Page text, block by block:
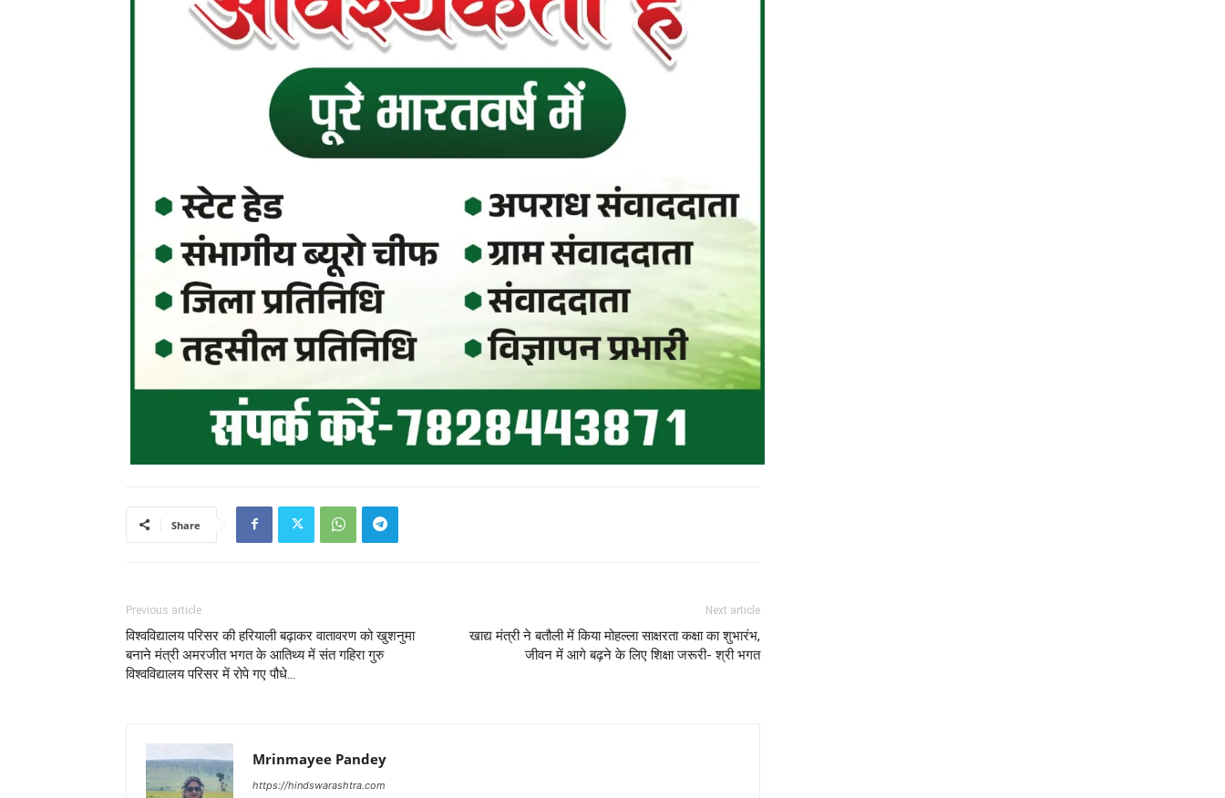
Share
Previous article
विश्वविद्यालय परिसर की हरियाली बढ़ाकर वातावरण को खुशनुमा
बनाने मंत्री अमरजीत भगत के आतिथ्य में संत गहिरा गुरु
विश्वविद्यालय परिसर में रोपे गए पौधे…
Next article
खाद्य मंत्री ने बतौली में किया मोहल्ला साक्षरता कक्षा का शुभारंभ,
जीवन में आगे बढ़ने के लिए शिक्षा जरूरी- श्री भगत
Mrinmayee Pandey
https://hindswarashtra.com